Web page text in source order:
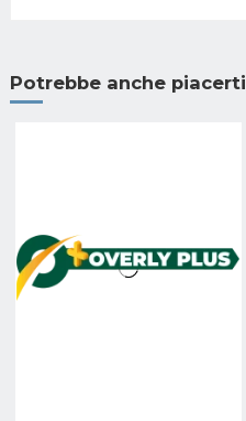
Potrebbe anche piacerti